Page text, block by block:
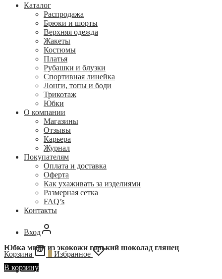
Юбка миди из экокожи горький шоколад глянец
В корзину
Каталог
Распродажа
Брюки и шорты
Верхняя одежда
Жакеты
Костюмы
Платья
Рубашки и блузки
Спортивная линейка
Лонги, топы и боди
Трикотаж
Юбки
О компании
Магазины
Отзывы
Карьера
Журнал
Покупателям
Оплата и доставка
Оферта
Как ухаживать за изделиями
Размерная сетка
FAQ’s
Контакты
Вход
Корзина Избранное